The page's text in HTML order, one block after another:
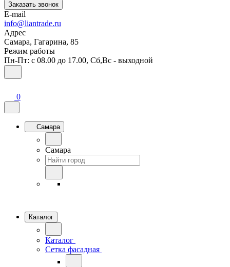
Заказать звонок
E-mail
info@liantrade.ru
Адрес
Самара, Гагарина, 85
Режим работы
Пн-Пт: c 08.00 до 17.00, Cб,Вс - выходной
0
Самара
Самара
Каталог
Каталог
Сетка фасадная